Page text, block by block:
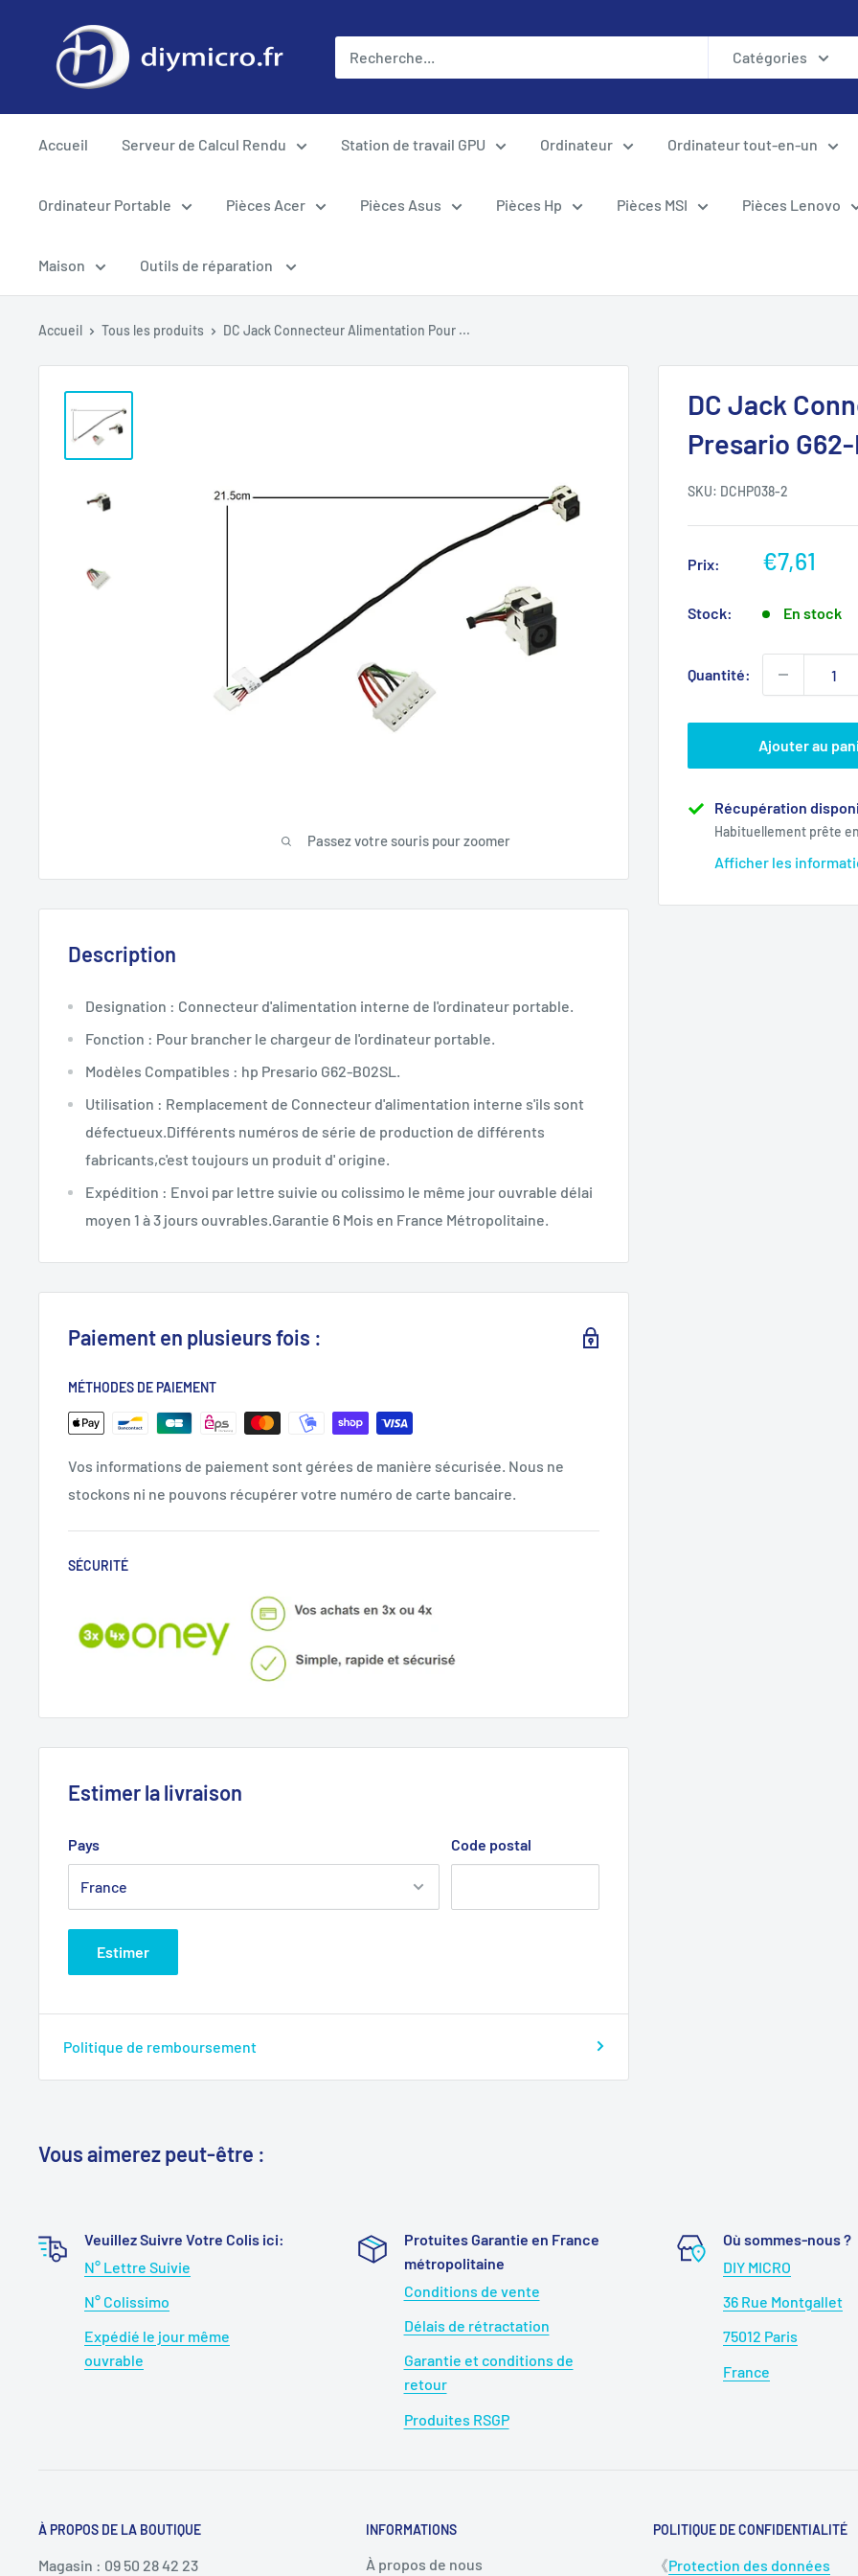
Catégories
Accueil Serveur de Calcul Rendu Station de travail GPU Ordinateur Ordinateur tout-en-un
Ordinateur Portable Pièces Acer Pièces Asus Pièces Hp Pièces MSI Pièces Lenovo
Maison Outils de réparation
Accueil Tous les produits DC Jack Connecteur Alimentation Pour ...
Passez votre souris pour zoomer
DC Jack
Presario
SKU: DCHP038-2
Prix:
Prix
€7,61
Stock: En stock
Quantité:
Ajouter au
Récupération
Habituellement prête
Afficher les
Description
Designation : Connecteur d'alimentation interne de l'ordinateur portable.
Fonction : Pour brancher le chargeur de l'ordinateur portable.
Modèles Compatibles : hp Presario G62-B02SL.
Utilisation : Remplacement de Connecteur d'alimentation interne s'ils sont
défectueux.Différents numéros de série de production de différents
fabricants,c'est toujours un produit d' origine.
Expédition : Envoi par lettre suivie ou colissimo le même jour ouvrable délai
moyen 1 à 3 jours ouvrables.Garantie 6 Mois en France Métropolitaine.
Paiement en plusieurs fois :
MÉTHODES DE PAIEMENT
Vos informations de paiement sont gérées de manière sécurisée. Nous ne
stockons ni ne pouvons récupérer votre numéro de carte bancaire.
SÉCURITÉ
Estimer la livraison
Pays Code postal
Estimer
Politique de remboursement
Vous aimerez peut-être :
Veuillez Suivre Votre Colis ici:
N° Lettre Suivie
N° Colissimo
Expédié le jour même
ouvrable
Protuites Garantie en France
métropolitaine
Conditions de vente
Délais de rétractation
Garantie et conditions de
retour
Produites RSGP
Où sommes-nous ?
DIY MICRO
36 Rue Montgallet
75012 Paris
France
À PROPOS DE LA BOUTIQUE
Magasin : 09 50 28 42 23
INFORMATIONS
À propos de nous
POLITIQUE DE CONFIDENTIALITÉ
《Protection des données